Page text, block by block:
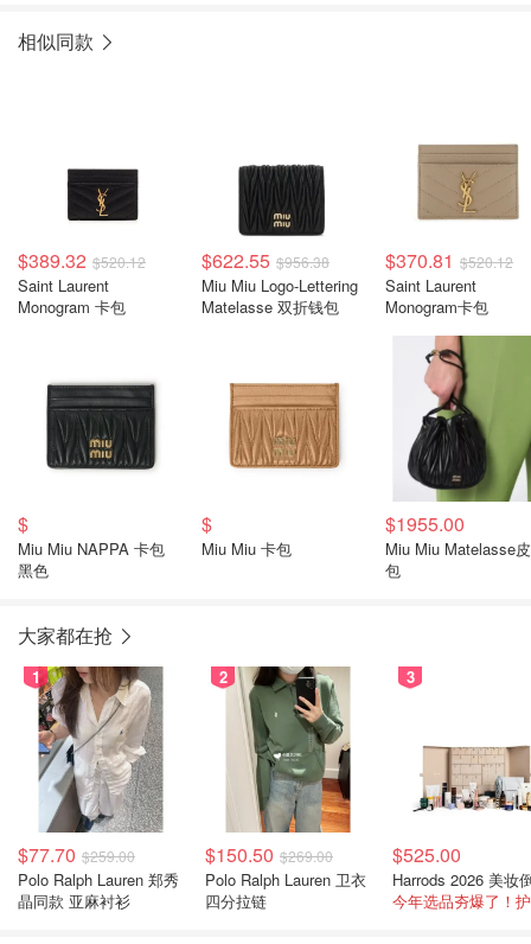
相似同款
$389.32 $520.12
Saint Laurent
Monogram 卡包
$622.55 $956.38
Miu Miu Logo-Lettering
Matelasse 双折钱包
$370.81 $520.12
Saint Laurent
Monogram卡包
$
Miu Miu NAPPA 卡包
黑色
$
Miu Miu 卡包
$1955.00
Miu Miu Matelasse
包
大家都在抢
1
$77.70 $259.00
Polo Ralph Lauren 郑秀
晶同款 亚麻衬衫
2
$150.50 $269.00
Polo Ralph Lauren 卫衣
四分拉链
3
$525.00